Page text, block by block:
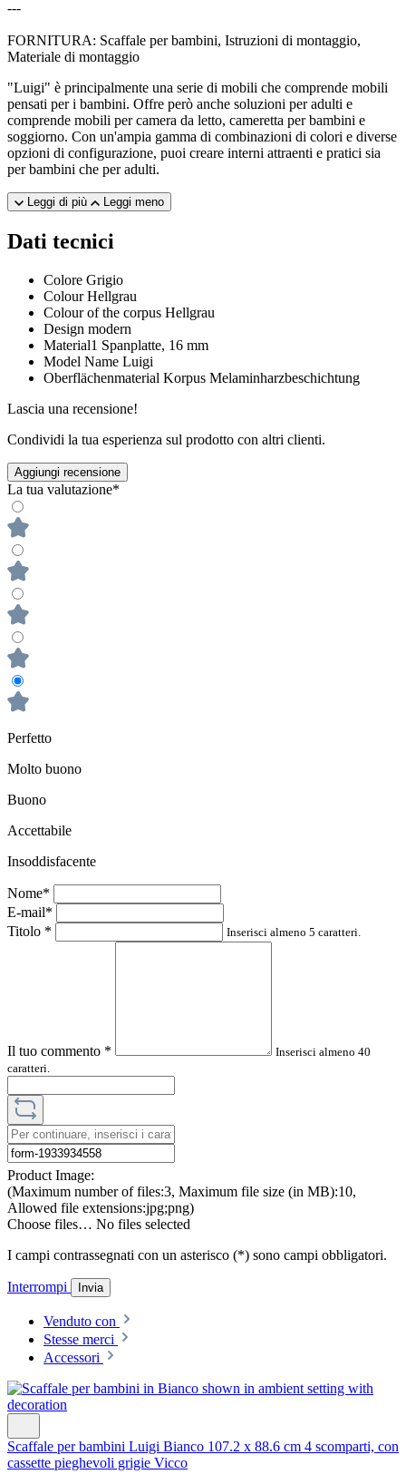
---
FORNITURA: Scaffale per bambini, Istruzioni di montaggio,
Materiale di montaggio
"Luigi" è principalmente una serie di mobili che comprende mobili
pensati per i bambini. Offre però anche soluzioni per adulti e
comprende mobili per camera da letto, cameretta per bambini e
soggiorno. Con un'ampia gamma di combinazioni di colori e diverse
opzioni di configurazione, puoi creare interni attraenti e pratici sia
per bambini che per adulti.
Leggi di più Leggi meno
Dati tecnici
Colore Grigio
Colour Hellgrau
Colour of the corpus Hellgrau
Design modern
Material1 Spanplatte, 16 mm
Model Name Luigi
Oberflächenmaterial Korpus Melaminharzbeschichtung
Lascia una recensione!
Condividi la tua esperienza sul prodotto con altri clienti.
Aggiungi recensione
La tua valutazione*
Perfetto
Molto buono
Buono
Accettabile
Insoddisfacente
Nome*
E-mail*
Titolo * Inserisci almeno 5 caratteri.
Il tuo commento *
Inserisci almeno 40
caratteri.
Product Image:
(Maximum number of files:3, Maximum file size (in MB):10,
Allowed file extensions:jpg;png)
Choose files… No files selected
I campi contrassegnati con un asterisco (*) sono campi obbligatori.
Interrompi Invia
Venduto con
Stesse merci
Accessori
Scaffale per bambini Luigi Bianco 107.2 x 88.6 cm 4 scomparti, con
cassette pieghevoli grigie Vicco